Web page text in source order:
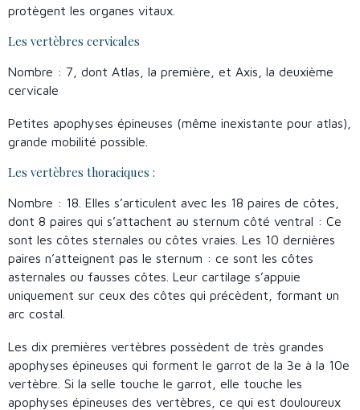
protègent les organes vitaux.
Les vertèbres cervicales
Nombre : 7, dont Atlas, la première, et Axis, la deuxième
cervicale
Petites apophyses épineuses (même inexistante pour atlas),
grande mobilité possible.
Les vertèbres thoraciques :
Nombre : 18. Elles s’articulent avec les 18 paires de côtes,
dont 8 paires qui s’attachent au sternum côté ventral : Ce
sont les côtes sternales ou côtes vraies. Les 10 dernières
paires n’atteignent pas le sternum : ce sont les côtes
asternales ou fausses côtes. Leur cartilage s’appuie
uniquement sur ceux des côtes qui précèdent, formant un
arc costal.
Les dix premières vertèbres possèdent de très grandes
apophyses épineuses qui forment le garrot de la 3e à la 10e
vertèbre. Si la selle touche le garrot, elle touche les
apophyses épineuses des vertèbres, ce qui est douloureux